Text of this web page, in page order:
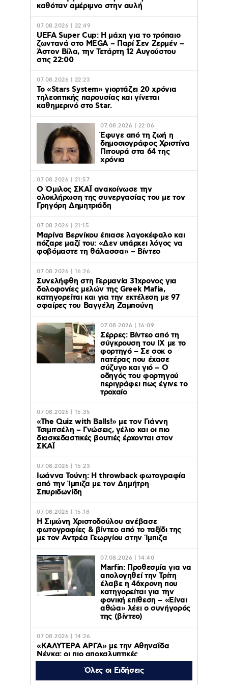
καθόταν αμέριμνο στην αυλή
07.08.2026 | 22:49
UEFA Super Cup: Η μάχη για το τρόπαιο
ζωντανά στο MEGA – Παρί Σεν Ζερμέν –
Άστον Βίλα, την Τετάρτη 12 Αυγούστου
στις 22:00
07.08.2026 | 22:23
Το «Stars System» γιορτάζει 20 χρόνια
τηλεοπτικής παρουσίας και γίνεται
καθημερινό στο Star.
07.08.2026 | 22:06
Έφυγε από τη ζωή η
δημοσιογράφος Χριστίνα
Πιτουρά στα 64 της
χρόνια
07.08.2026 | 21:57
Ο Όμιλος ΣΚΑΪ ανακοίνωσε την
ολοκλήρωση της συνεργασίας του με τον
Γρηγόρη Δημητριάδη
07.08.2026 | 21:15
Μαρίνα Βερνίκου έπιασε λαγοκέφαλο και
πόζαρε μαζί του: «Δεν υπάρχει λόγος να
φοβόμαστε τη θάλασσα» – Βίντεο
07.08.2026 | 16:26
Συνελήφθη στη Γερμανία 31χρονος για
δολοφονίες μελών της Greek Mafia,
κατηγορείται και για την εκτέλεση με 97
σφαίρες του Βαγγέλη Ζαμπούνη
07.08.2026 | 16:09
Σέρρες: Βίντεο από τη
σύγκρουση του ΙΧ με το
φορτηγό – Σε σοκ ο
πατέρας που έχασε
σύζυγο και γιό – Ο
οδηγός του φορτηγού
περιγράφει πως έγινε το
τροχαίο
07.08.2026 | 15:35
«The Quiz with Balls!» με τον Γιάννη
Τσιμιτσέλη – Γνώσεις, γέλιο και οι πιο
διασκεδαστικές βουτιές έρχονται στον
ΣΚΑΪ
07.08.2026 | 15:23
Ιωάννα Τούνη: Η throwback φωτογραφία
από την Ίμπιζα με τον Δημήτρη
Σπυριδωνίδη
07.08.2026 | 15:18
Η Σιμώνη Χριστοδούλου ανέβασε
φωτογραφίες & βίντεο από το ταξίδι της
με τον Αντρέα Γεωργίου στην Ίμπιζα
07.08.2026 | 14:40
Marfin: Προθεσμία για να
απολογηθεί την Τρίτη
έλαβε η 46χρονη που
κατηγορείται για την
φονική επίθεση – «Είναι
αθώα» λέει ο συνήγορός
της (βίντεο)
07.08.2026 | 14:26
«ΚΑΛΥΤΕΡΑ ΑΡΓΑ» με την Αθηναΐδα
Νέγκα: οι πιο αποκαλυπτικές
μεταμεσονύχτιες συνεντεύξεις
επιστρέφουν στο ACTION 24
Όλες οι Ειδήσεις